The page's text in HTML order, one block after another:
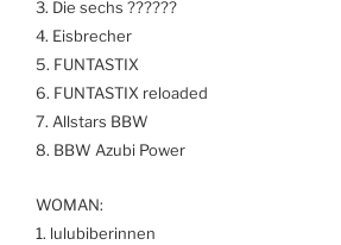
3. Die sechs ??????
4. Eisbrecher
5. FUNTASTIX
6. FUNTASTIX reloaded
7. Allstars BBW
8. BBW Azubi Power
WOMAN:
1. lulubiberinnen